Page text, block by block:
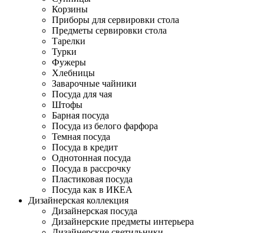
Корзины
Приборы для сервировки стола
Предметы сервировки стола
Тарелки
Турки
Фужеры
Хлебницы
Заварочные чайники
Посуда для чая
Штофы
Барная посуда
Посуда из белого фарфора
Темная посуда
Посуда в кредит
Однотонная посуда
Посуда в рассрочку
Пластиковая посуда
Посуда как в ИКЕА
Дизайнерская коллекция
Дизайнерская посуда
Дизайнерские предметы интерьера